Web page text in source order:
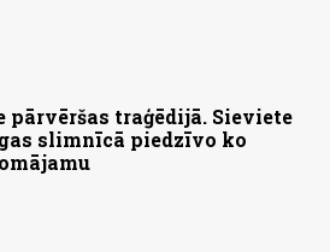
pārvēršas traģēdijā. Sieviete
slimnīcā piedzīvo ko